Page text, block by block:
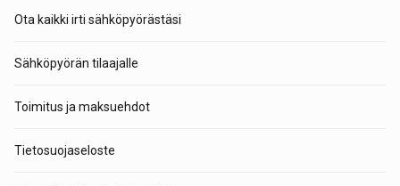
Ota kaikki irti sähköpyörästäsi
Sähköpyörän tilaajalle
Toimitus ja maksuehdot
Tietosuojaseloste